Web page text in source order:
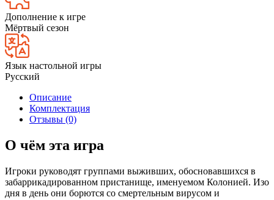
Дополнение к игре
Мёртвый сезон
Язык настольной игры
Русский
Описание
Комплектация
Отзывы (0)
О чём эта игра
Игроки руководят группами выживших, обосновавшихся в
забаррикадированном пристанище, именуемом Колонией. Изо
дня в день они борются со смертельным вирусом и